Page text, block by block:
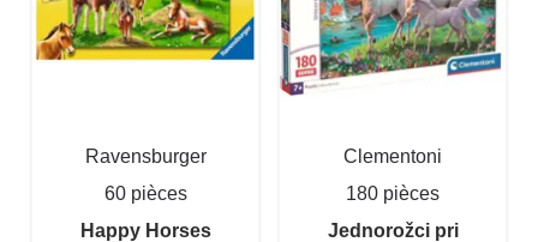
Ravensburger
60 pièces
Happy Horses
Clementoni
180 pièces
Jednorožci pri